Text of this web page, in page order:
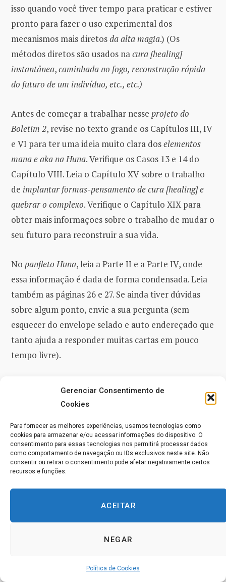
Gerenciar Consentimento de
Cookies
Para fornecer as melhores experiências, usamos tecnologias como
cookies para armazenar e/ou acessar informações do dispositivo. O
consentimento para essas tecnologias nos permitirá processar dados
como comportamento de navegação ou IDs exclusivos neste site. Não
consentir ou retirar o consentimento pode afetar negativamente certos
recursos e funções.
ACEITAR
NEGAR
Política de Cookies
isso quando você tiver tempo para praticar e estiver
pronto para fazer o uso experimental dos
mecanismos mais diretosda alta magia.) (Os
métodos diretos são usados nacura [healing]
instantânea,caminhada no fogo, reconstrução rápida
do futuro de um indivíduo, etc., etc.)
Antes de começar a trabalhar nesse projeto do
Boletim 2, revise no texto grande os Capítulos III, IV
e VI para ter uma ideia muito clara doselementos
mana e aka na Huna. Verifique os Casos 13 e 14 do
Capítulo VIII. Leia o Capítulo XV sobre o trabalho
de implantar formas-pensamento de cura [healing] e
quebrar o complexo. Verifique o Capítulo XIX para
obter mais informações sobre o trabalho de mudar o
seu futuro para reconstruir a sua vida.
No panfleto Huna, leia a Parte II e a Parte IV, onde
essa informação é dada de forma condensada. Leia
também as páginas 26 e 27. Se ainda tiver dúvidas
sobre algum ponto, envie a sua pergunta (sem
esquecer do envelope selado e auto endereçado que
tanto ajuda a responder muitas cartas em pouco
tempo livre).
INSTRUÇÕES DETALHADAS PARA O
Saiba com antecedência como você irá testar a si
mesmo depois de tentar acumularuma sobrecarga de
mana baixa. Raramente você sente a sobrecarga,
então testes têm que ser feitos. Decida se você tem
que trabalhar sozinho nos testes ou se é capaz de
encontrar outras pessoas com quem trabalhar. (Para
INSTRUÇÕES GERAIS PARA O PASSO 2